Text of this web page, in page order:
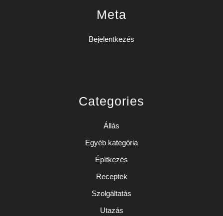
Meta
Bejelentkezés
Categories
Állás
Egyéb kategória
Építkezés
Receptek
Szolgáltatás
Utazás